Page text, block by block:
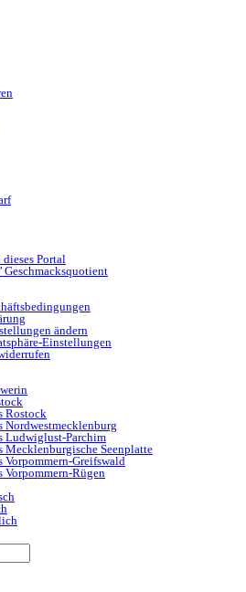
Portal
Geschmacksquotient
ändern
Einstellungen
Rostock
Nordwestmecklenburg
Ludwiglust-Parchim
Mecklenburgische Seenplatte
Vorpommern-Greifswald
Vorpommern-Rügen